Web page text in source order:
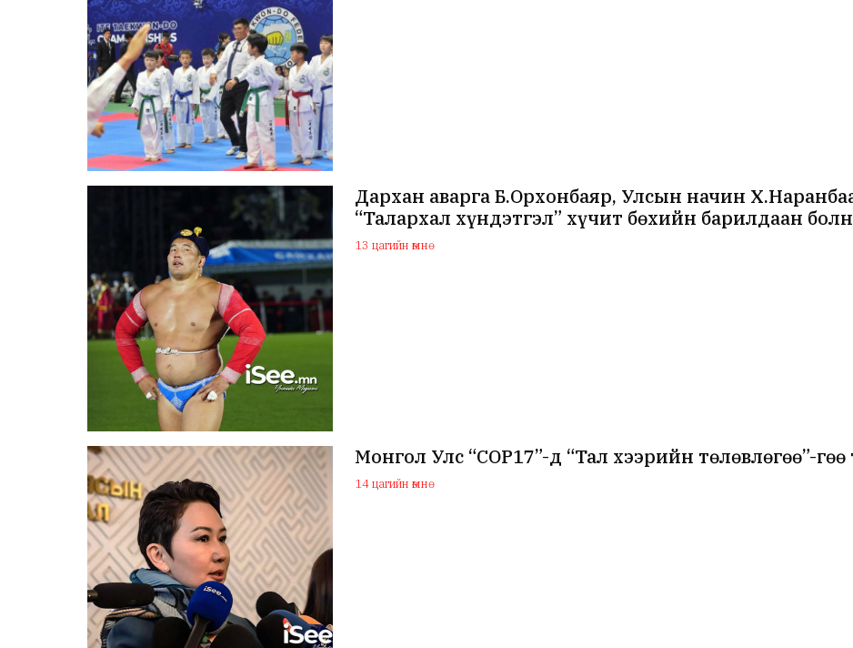
Дархан аварга Б.Орхонбаяр, Улсын начин
“Талархал хүндэтгэл” хүчит бөхийн барилдаан
13 цагийн өмнө
Монгол Улс “COP17”-д “Тал хээрийн төлөвлөгөө”-
14 цагийн өмнө